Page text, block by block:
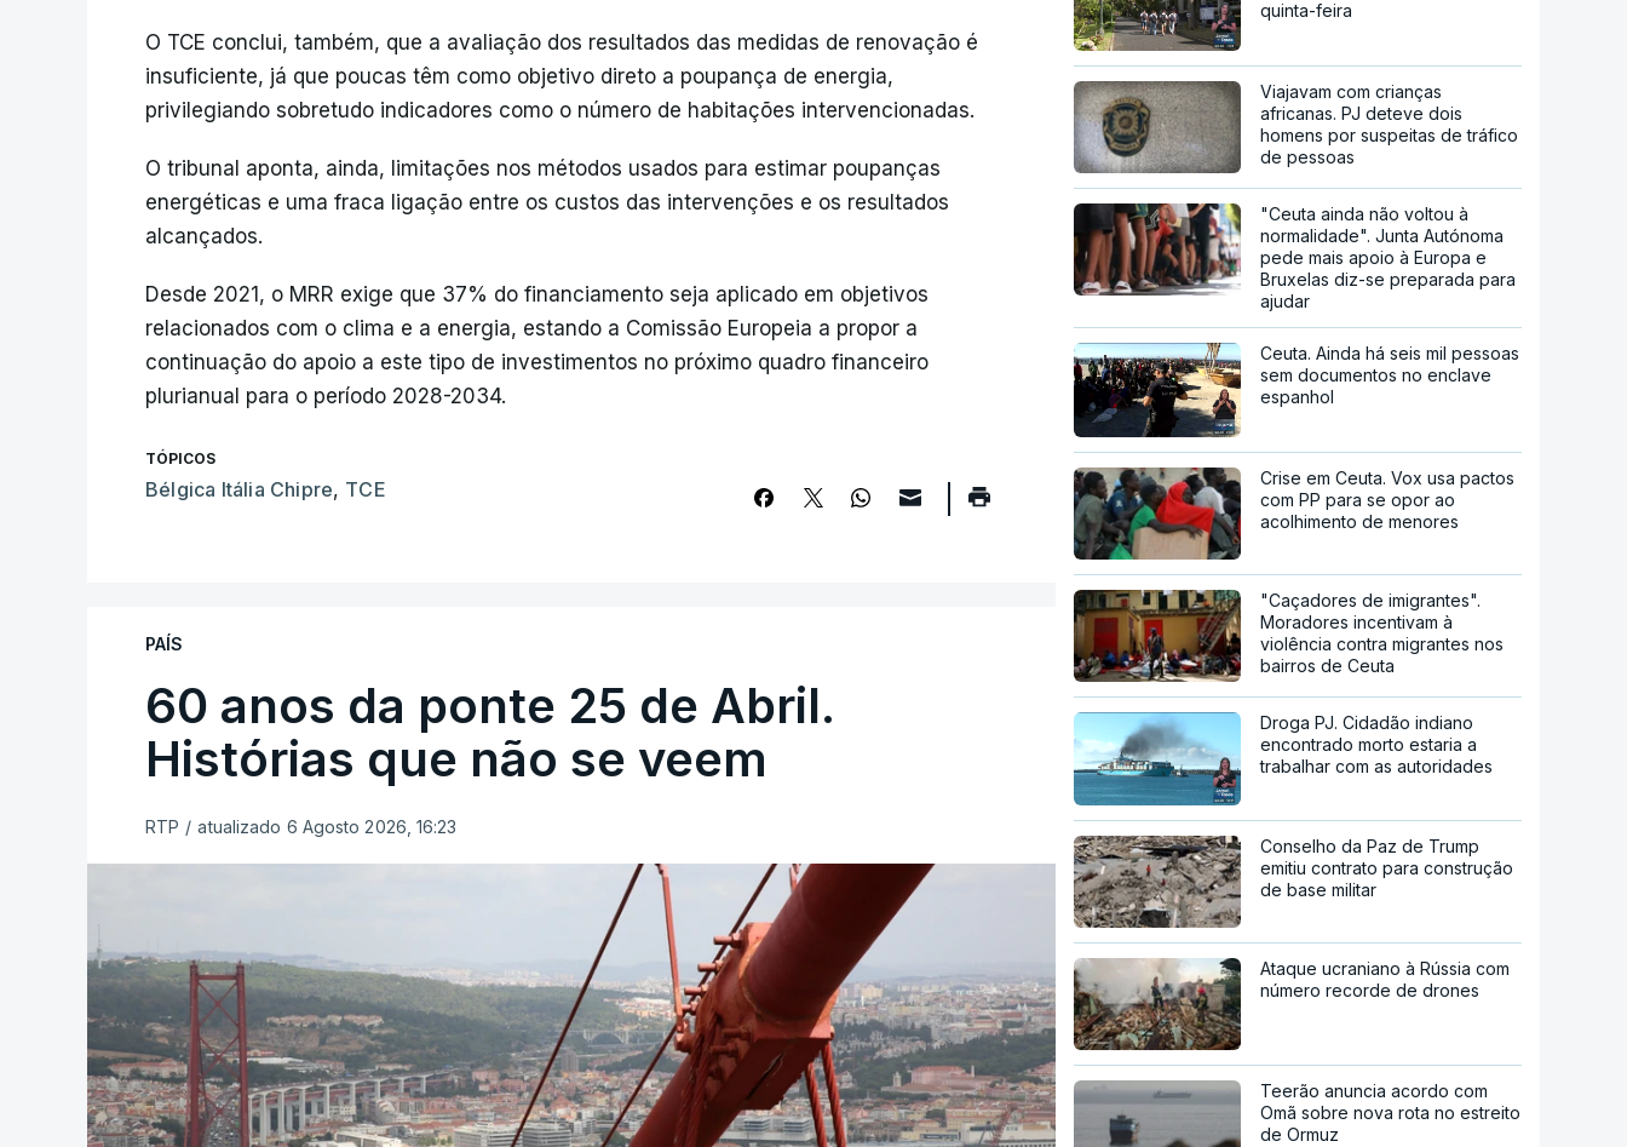
O TCE conclui, também, que a avaliação dos resultados das medidas de renovação é
insuficiente, já que poucas têm como objetivo direto a poupança de energia,
privilegiando sobretudo indicadores como o número de habitações intervencionadas.
O tribunal aponta, ainda, limitações nos métodos usados para estimar poupanças
energéticas e uma fraca ligação entre os custos das intervenções e os resultados
alcançados.
Desde 2021, o MRR exige que 37% do financiamento seja aplicado em objetivos
relacionados com o clima e a energia, estando a Comissão Europeia a propor a
continuação do apoio a este tipo de investimentos no próximo quadro financeiro
plurianual para o período 2028-2034.
TÓPICOS
Bélgica Itália Chipre, TCE
PAÍS
60 anos da ponte 25 de Abril.
Histórias que não se veem
RTP / atualizado 6 Agosto 2026, 16:23
quinta-feira
Viajavam com crianças
africanas. PJ deteve dois
homens por suspeitas de tráfico
de pessoas
"Ceuta ainda não voltou à
normalidade". Junta Autónoma
pede mais apoio à Europa e
Bruxelas diz-se preparada para
ajudar
Ceuta. Ainda há seis mil pessoas
sem documentos no enclave
espanhol
Crise em Ceuta. Vox usa pactos
com PP para se opor ao
acolhimento de menores
"Caçadores de imigrantes".
Moradores incentivam à
violência contra migrantes nos
bairros de Ceuta
Droga PJ. Cidadão indiano
encontrado morto estaria a
trabalhar com as autoridades
Conselho da Paz de Trump
emitiu contrato para construção
de base militar
Ataque ucraniano à Rússia com
número recorde de drones
Teerão anuncia acordo com
Omã sobre nova rota no estreito
de Ormuz